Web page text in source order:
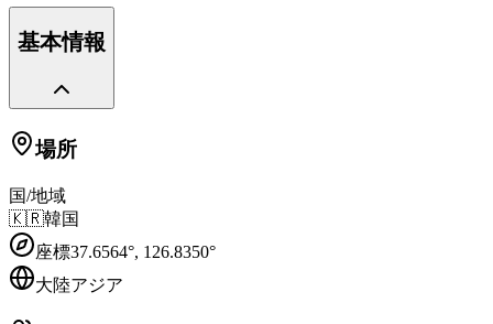
基本情報
場所
国/地域
🇰🇷韓国
座標37.6564°, 126.8350°
大陸アジア